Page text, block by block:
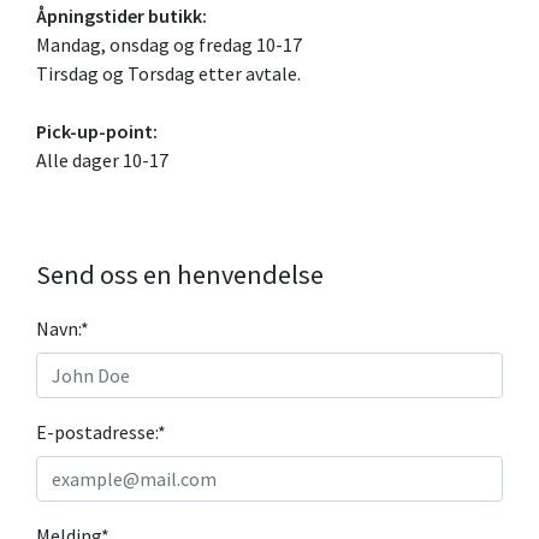
Åpningstider butikk:
Mandag, onsdag og fredag 10-17
Tirsdag og Torsdag etter avtale.
Pick-up-point:
Alle dager 10-17
Send oss en henvendelse
Navn:*
E-postadresse:*